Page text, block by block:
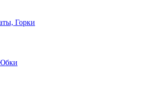
Горки